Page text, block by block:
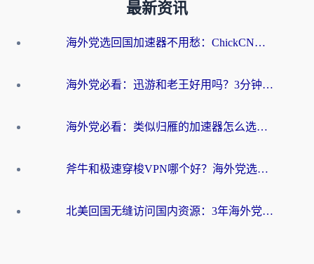
最新资讯
海外党选回国加速器不用愁：ChickCN和洞见哪个好？一篇搞定所有疑问
海外党必看：迅游和老王好用吗？3分钟选对加速国内网络的加速器
海外党必看：类似归雁的加速器怎么选？一篇搞定无缝访问国内资源
斧牛和极速穿梭VPN哪个好？海外党选回国加速器必看的真实对比与避坑指南
北美回国无缝访问国内资源：3年海外党亲测的加速器选择指南